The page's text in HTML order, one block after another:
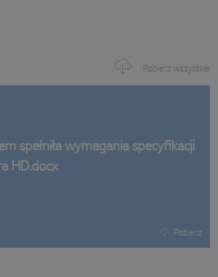
Pobierz wszystkie
spełniła wymagania specyfikacji
HD.docx
Pobierz